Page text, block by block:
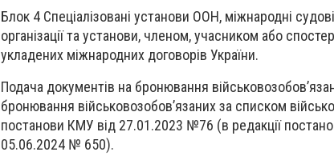
Блок 4 Спеціалізовані установи ООН, міжнародні
організації та установи, членом, учасником або
укладених міжнародних договорів України.
Подача документів на бронювання
бронювання військовозобов’язаних за списком
постанови КМУ від 27.01.2023 №76 (в редакції
05.06.2024 № 650).